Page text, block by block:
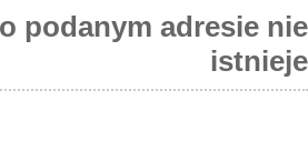
podanym adresie nie
istnieje